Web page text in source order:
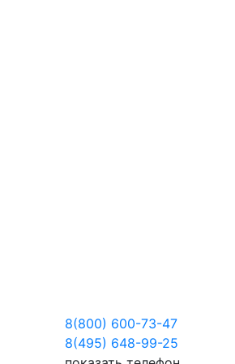
8(800) 600-73-47
8(495) 648-99-25